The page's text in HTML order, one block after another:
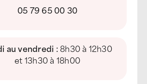
05 79 65 00 30
au vendredi :8h30 à 12h30
et 13h30 à 18h00